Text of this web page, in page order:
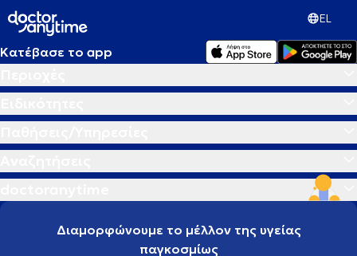
EL
Κατέβασε το app
Διαμορφώνουμε το μέλλον της υγείας
παγκοσμίως